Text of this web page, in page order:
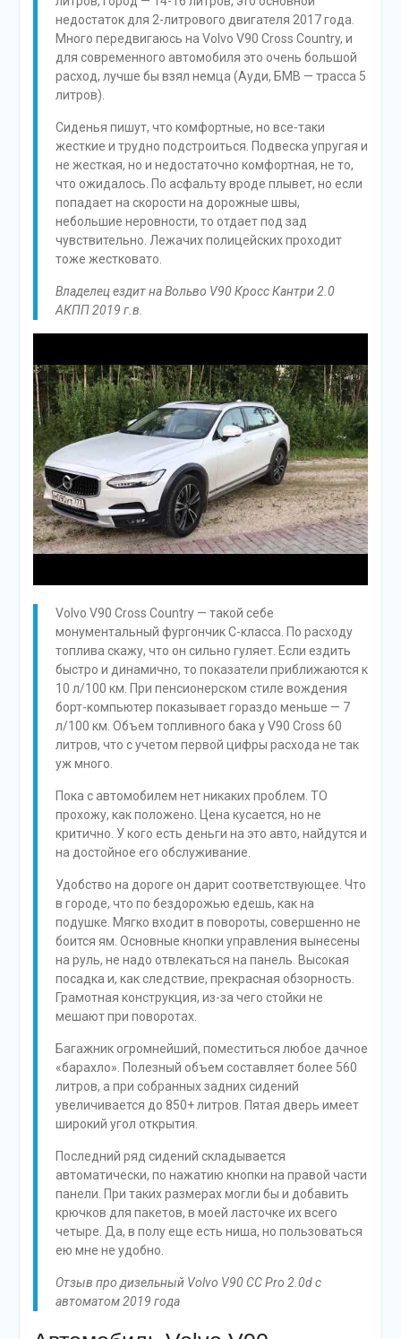
недостаток для 2-литрового двигателя 2017 года.
Много передвигаюсь на Volvo V90 Cross Country, и
для современного автомобиля это очень большой
расход, лучше бы взял немца (Ауди, БМВ — трасса 5
литров).
Сиденья пишут, что комфортные, но все-таки
жесткие и трудно подстроиться. Подвеска упругая и
не жесткая, но и недостаточно комфортная, не то,
что ожидалось. По асфальту вроде плывет, но если
попадает на скорости на дорожные швы,
небольшие неровности, то отдает под зад
чувствительно. Лежачих полицейских проходит
тоже жестковато.
Владелец ездит на Вольво V90 Кросс Кантри 2.0
АКПП 2019 г.в.
Volvo V90 Cross Country — такой себе
монументальный фургончик C-класса. По расходу
топлива скажу, что он сильно гуляет. Если ездить
быстро и динамично, то показатели приближаются к
10 л/100 км. При пенсионерском стиле вождения
борт-компьютер показывает гораздо меньше — 7
л/100 км. Объем топливного бака у V90 Cross 60
литров, что с учетом первой цифры расхода не так
уж много.
Пока с автомобилем нет никаких проблем. ТО
прохожу, как положено. Цена кусается, но не
критично. У кого есть деньги на это авто, найдутся и
на достойное его обслуживание.
Удобство на дороге он дарит соответствующее. Что
в городе, что по бездорожью едешь, как на
подушке. Мягко входит в повороты, совершенно не
боится ям. Основные кнопки управления вынесены
на руль, не надо отвлекаться на панель. Высокая
посадка и, как следствие, прекрасная обзорность.
Грамотная конструкция, из-за чего стойки не
мешают при поворотах.
Багажник огромнейший, поместиться любое дачное
«барахло». Полезный объем составляет более 560
литров, а при собранных задних сидений
увеличивается до 850+ литров. Пятая дверь имеет
широкий угол открытия.
Последний ряд сидений складывается
автоматически, по нажатию кнопки на правой части
панели. При таких размерах могли бы и добавить
крючков для пакетов, в моей ласточке их всего
четыре. Да, в полу еще есть ниша, но пользоваться
ею мне не удобно.
Отзыв про дизельный Volvo V90 CC Pro 2.0d с
автоматом 2019 года